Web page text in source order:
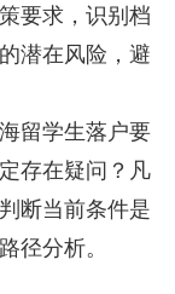
要求，识别档
潜在风险，避
留学生落户要
存在疑问？凡
断当前条件是
径分析。